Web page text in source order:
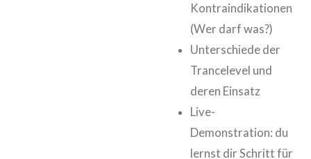
Kontraindikationen
(Wer darf was?)
Unterschiede der
Trancelevel und
deren Einsatz
Live-
Demonstration: du
lernst dir Schritt für